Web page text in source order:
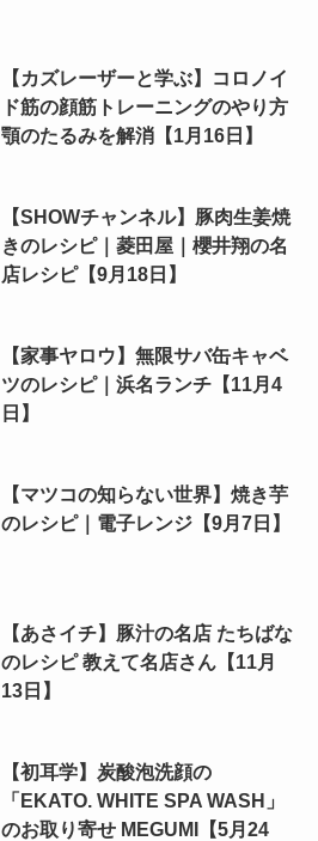
【カズレーザーと学ぶ】コロノイ
ド筋の顔筋トレーニングのやり方
顎のたるみを解消【1月16日】
【SHOWチャンネル】豚肉生姜焼
きのレシピ｜菱田屋｜櫻井翔の名
店レシピ【9月18日】
【家事ヤロウ】無限サバ缶キャベ
ツのレシピ｜浜名ランチ【11月4
日】
【マツコの知らない世界】焼き芋
のレシピ｜電子レンジ【9月7日】
【あさイチ】豚汁の名店 たちばな
のレシピ 教えて名店さん【11月
13日】
【初耳学】炭酸泡洗顔の
「EKATO. WHITE SPA WASH」
のお取り寄せ MEGUMI【5月24